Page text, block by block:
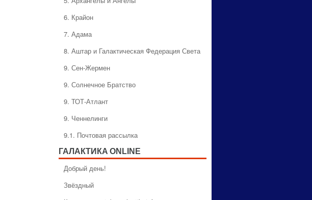
6. Крайон
7. Адама
8. Аштар и Галактическая Федерация Света
9. Сен-Жермен
9. Солнечное Братство
9. ТОТ-Атлант
9. Ченнелинги
9.1. Почтовая рассылка
ГАЛАКТИКA ONLINE
Добрый день!
Звёздный